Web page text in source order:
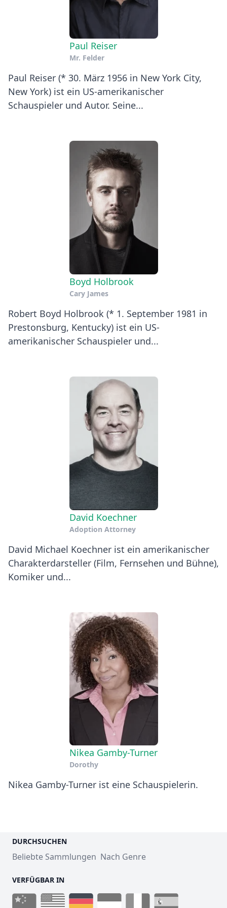
Paul Reiser
Mr. Felder
Paul Reiser (* 30. März 1956 in New York City,
New York) ist ein US-amerikanischer
Schauspieler und Autor. Seine...
Boyd Holbrook
Cary James
Robert Boyd Holbrook (* 1. September 1981 in
Prestonsburg, Kentucky) ist ein US-
amerikanischer Schauspieler und...
David Koechner
Adoption Attorney
David Michael Koechner ist ein amerikanischer
Charakterdarsteller (Film, Fernsehen und Bühne),
Komiker und...
Nikea Gamby-Turner
Dorothy
Nikea Gamby-Turner ist eine Schauspielerin.
DURCHSUCHEN
Beliebte Sammlungen Nach Genre
VERFÜGBAR IN